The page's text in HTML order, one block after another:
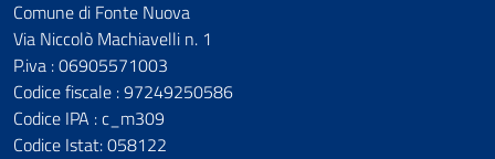
Comune di Fonte Nuova
Via Niccolò Machiavelli n. 1
P.iva : 06905571003
Codice fiscale : 97249250586
Codice IPA : c_m309
Codice Istat: 058122